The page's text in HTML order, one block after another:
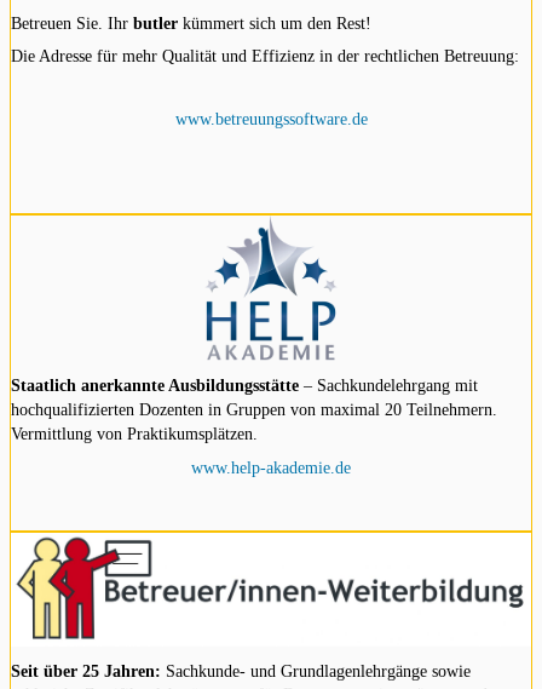
Betreuen Sie. Ihr butler kümmert sich um den Rest!
Die Adresse für mehr Qualität und Effizienz in der rechtlichen Betreuung:
www.betreuungssoftware.de
Staatlich anerkannte Ausbildungsstätte – Sachkundelehrgang mit
hochqualifizierten Dozenten in Gruppen von maximal 20 Teilnehmern.
Vermittlung von Praktikumsplätzen.
www.help-akademie.de
Seit über 25 Jahren: Sachkunde- und Grundlagenlehrgänge sowie